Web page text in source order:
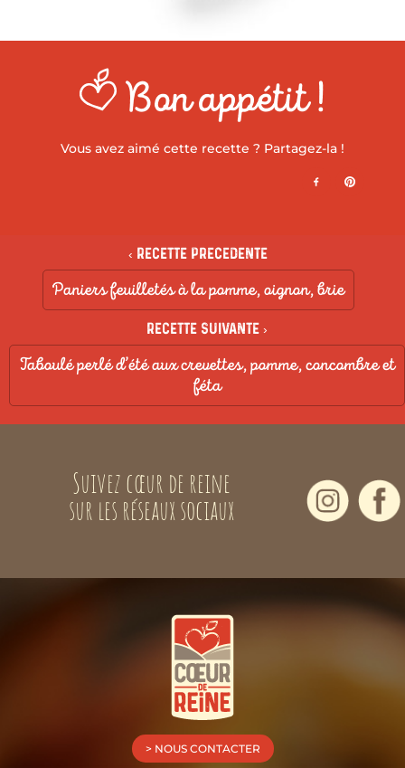
Bon appétit !
Vous avez aimé cette recette ? Partagez-la !
‹ Recette precedente
Paniers feuilletés à la pomme, oignon, brie
Recette suivante ›
Taboulé perlé d’été aux crevettes, pomme, concombre et
féta
Suivez cœur de reine
sur les réseaux sociaux
> NOUS CONTACTER